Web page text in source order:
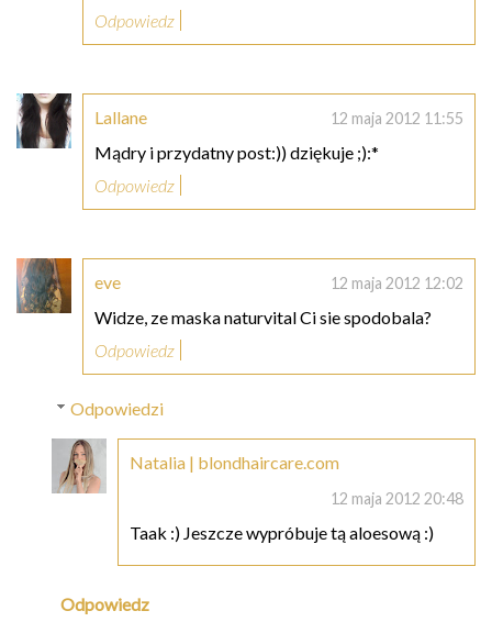
Odpowiedz
Lallane 12 maja 2012 11:55
Mądry i przydatny post:)) dziękuje ;):*
Odpowiedz
eve 12 maja 2012 12:02
Widze, ze maska naturvital Ci sie spodobala?
Odpowiedz
Odpowiedzi
Natalia | blondhaircare.com
12 maja 2012 20:48
Taak :) Jeszcze wypróbuje tą aloesową :)
Odpowiedz